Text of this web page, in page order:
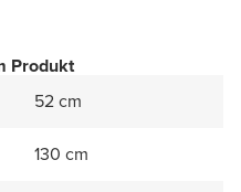
Produkt
52 cm
130 cm